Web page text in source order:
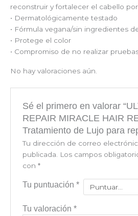
reconstruir y fortalecer el cabello
• Dermatológicamente testado
• Fórmula vegana/sin ingredientes
• Protege el color
• Compromiso de no realizar
No hay valoraciones aún.
Sé el primero en valorar
REPAIR MIRACLE HAIR
Tratamiento de Lujo para
Tu dirección de correo
publicada.
Los campos
con *
Tu puntuación *
Tu valoración *